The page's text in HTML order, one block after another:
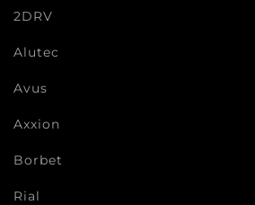
2DRV
Alutec
Avus
Axxion
Borbet
Rial